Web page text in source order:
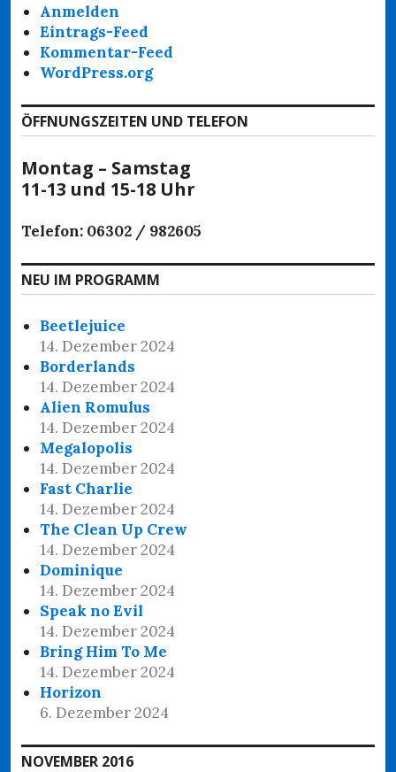
Anmelden
Eintrags-Feed
Kommentar-Feed
WordPress.org
ÖFFNUNGSZEITEN UND TELEFON
Montag – Samstag
11-13 und 15-18 Uhr
Telefon: 06302 / 982605
NEU IM PROGRAMM
Beetlejuice
14. Dezember 2024
Borderlands
14. Dezember 2024
Alien Romulus
14. Dezember 2024
Megalopolis
14. Dezember 2024
Fast Charlie
14. Dezember 2024
The Clean Up Crew
14. Dezember 2024
Dominique
14. Dezember 2024
Speak no Evil
14. Dezember 2024
Bring Him To Me
14. Dezember 2024
Horizon
6. Dezember 2024
NOVEMBER 2016